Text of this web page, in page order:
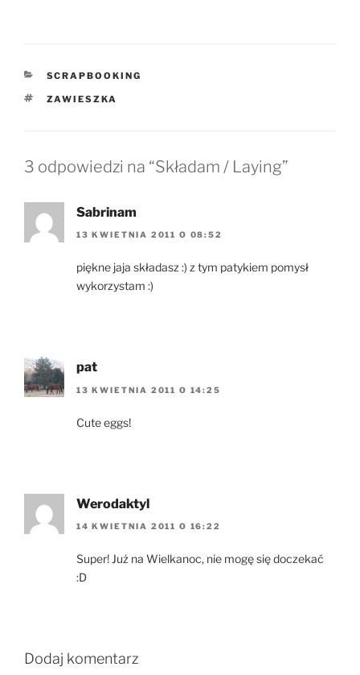
KATEGORIE
SCRAPBOOKING
TAGI
ZAWIESZKA
3 odpowiedzi na “Składam / Laying”
Sabrinam
13 KWIETNIA 2011 O 08:52
piękne jaja składasz :) z tym patykiem pomysł
wykorzystam :)
pat
13 KWIETNIA 2011 O 14:25
Cute eggs!
Werodaktyl
14 KWIETNIA 2011 O 16:22
Super! Już na Wielkanoc, nie mogę się doczekać
:D
Dodaj komentarz